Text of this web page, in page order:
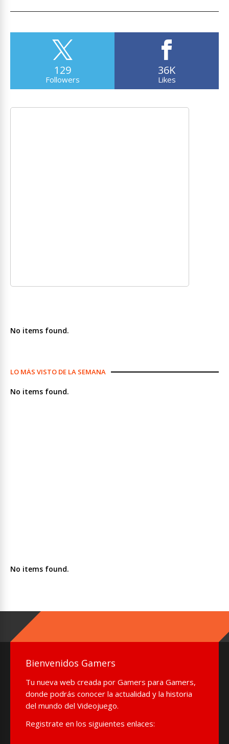
129
Followers
36K
Likes
No items found.
LO MÁS VISTO DE LA SEMANA
No items found.
No items found.
Bienvenidos Gamers
Tu nueva web creada por Gamers para Gamers,
donde podrás conocer la actualidad y la historia
del mundo del Videojuego.
Registrate en los siguientes enlaces: